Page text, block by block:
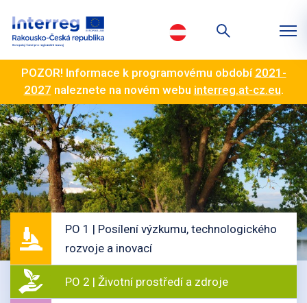
POZOR! Informace k programovému období 2021-
2027 naleznete na novém webu interreg.at-cz.eu.
PO 1 | Posílení výzkumu, technologického
rozvoje a inovací
PO 2 | Životní prostředí a zdroje